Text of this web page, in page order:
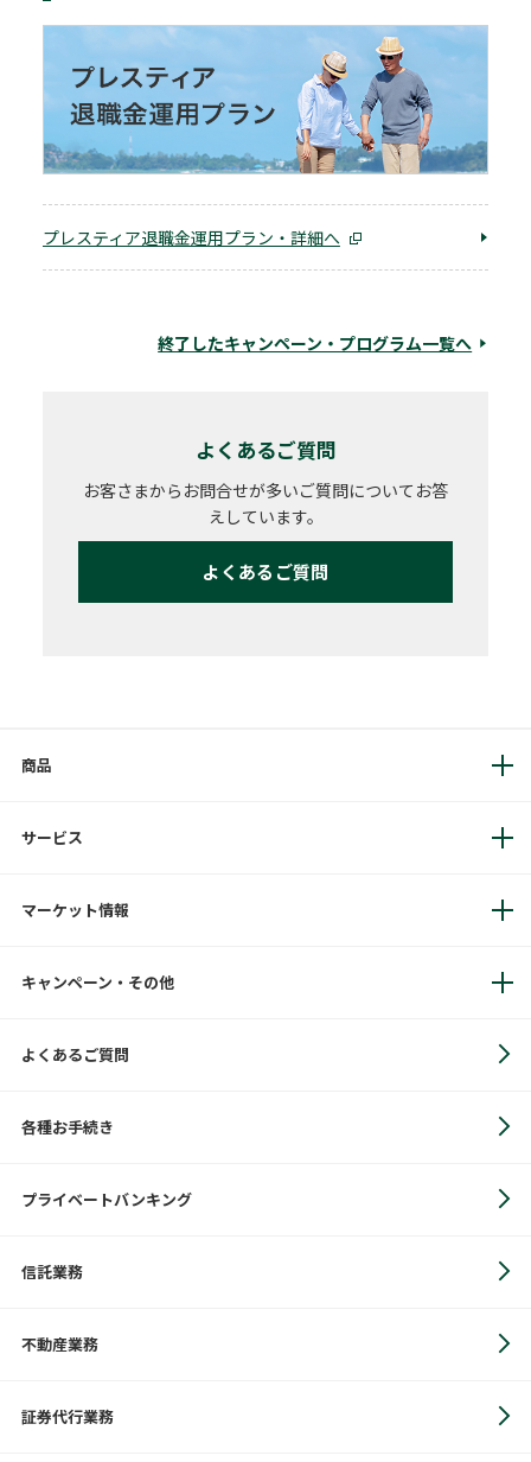
プレスティア退職金運用プラン・詳細へ
終了したキャンペーン・プログラム一覧へ
よくあるご質問
お客さまからお問合せが多いご質問についてお答
えしています。
よくあるご質問
商品
サービス
マーケット情報
キャンペーン・その他
よくあるご質問
各種お手続き
プライベートバンキング
信託業務
不動産業務
証券代行業務